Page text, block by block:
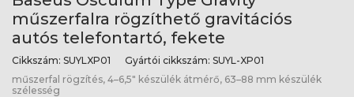
műszerfalra rögzíthető gravitációs
autós telefontartó, fekete
Cikkszám: SUYLXP01 Gyártói cikkszám: SUYL-XP01
műszerfal rögzítés, 4–6,5" készülék átmérő, 63–88 mm készülék
szélesség